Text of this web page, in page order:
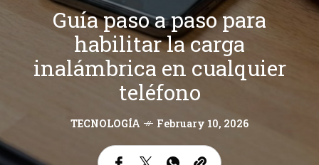
Guía paso a paso para
habilitar la carga
inalámbrica en cualquier
teléfono
TECNOLOGÍA February 10, 2026